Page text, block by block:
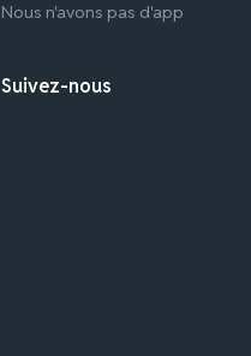
Nous n'avons pas d'app
Suivez-nous